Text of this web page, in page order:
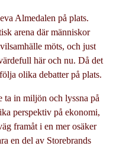
Almedalen på plats.
arena där människor
möts, och just
här och nu. Då det
olika debatter på plats.
ta in miljön och lyssna på
perspektiv på ekonomi,
framåt i en mer osäker
en del av Storebrands